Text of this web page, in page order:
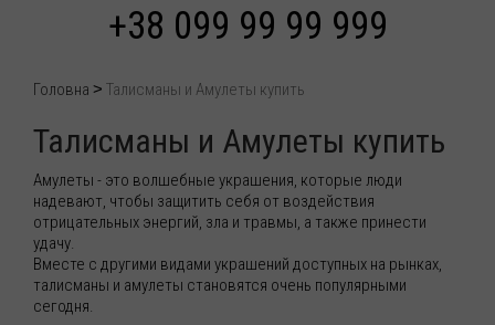
+38 099 99 99 999
Головна Талисманы и Амулеты купить
Талисманы и Амулеты купить
Амулеты - это волшебные украшения, которые люди
надевают, чтобы защитить себя от воздействия
отрицательных энергий, зла и травмы, а также принести
удачу.
Вместе с другими видами украшений доступных на рынках,
талисманы и амулеты становятся очень популярными
сегодня.